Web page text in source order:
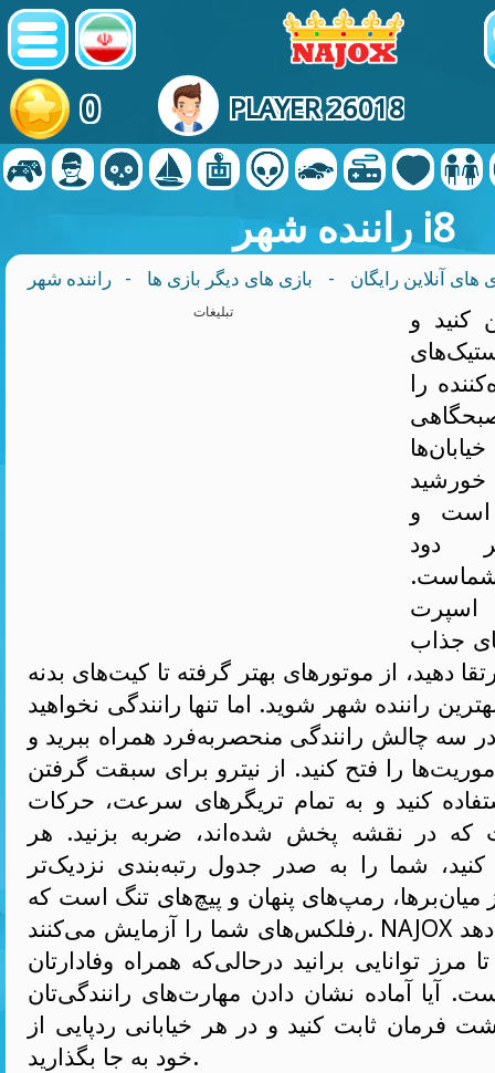
0 PLAYER 26018
راننده شهر i8
های آنلاین رایگان - بازی های دیگر بازی ها
تبلیغات
کنید و
را
خورشید
است و
دود
اسپرت
جذاب
دهید، از موتورهای بهتر گرفته تا کیت‌های بدنه
راننده شهر شوید. اما تنها رانندگی نخواهید
سه چالش رانندگی منحصربه‌فرد همراه ببرید و
را فتح کنید. از نیترو برای سبقت گرفتن
کنید و به تمام تریگرهای سرعت، حرکات
که در نقشه پخش شده‌اند، ضربه بزنید. هر
شما را به صدر جدول رتبه‌بندی نزدیک‌تر
رمپ‌های پنهان و پیچ‌های تنگ است که
رفلکس‌های شما را آزمایش می‌کنند. NAJOX به شما آزادی می‌دهد
مرز توانایی برانید درحالی‌که همراه وفادارتان
آیا آماده نشان دادن مهارت‌های رانندگی‌تان
فرمان ثابت کنید و در هر خیابانی ردپایی از
خود به جا بگذارید.